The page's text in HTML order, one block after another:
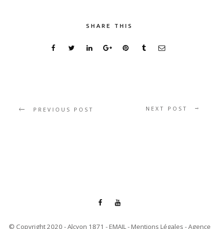
SHARE THIS
PREVIOUS POST NEXT POST
© Copyright 2020 - Alcyon 1871 - EMAIL- Mentions Légales - Agence